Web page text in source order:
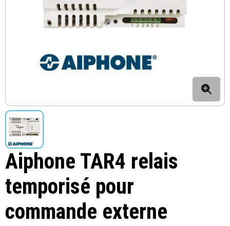
Aiphone TAR4 relais
temporisé pour
commande externe